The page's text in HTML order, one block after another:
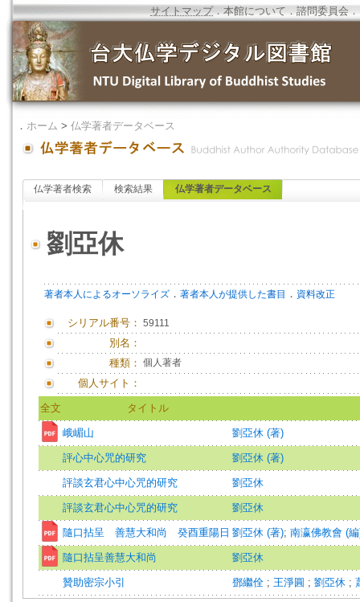
サイトマップ．本館について ．諮問委員会 ．
． ホーム > 仏学著者データベース
仏学著者検索 検索結果 仏学著者データベース
劉亞休
著者本人によるオーソライズ ． 著者本人が提供した書目 ． 資料改正
シリアル番号： 59111
別名：
種類： 個人著者
個人サイト：
全文 タイトル
峨嵋山 劉亞休 (著)
評心中心咒的研究 劉亞休 (著)
評談玄君心中心咒的研究 劉亞休
評談玄君心中心咒的研究 劉亞休
隨口拈呈 善慧大和尚 癸酉重陽日 劉亞休 (著); 南瀛佛教會 (
隨口拈呈善慧大和尚 劉亞休
贊助密宗小引 鄧繼佺 ; 王淨圓 ; 劉亞休 ;